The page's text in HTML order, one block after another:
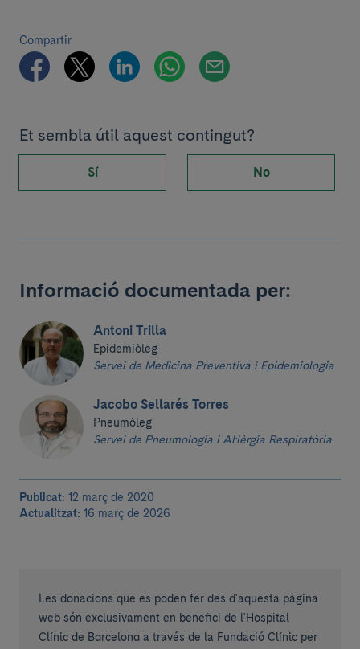
Compartir
Et sembla útil aquest contingut?
Sí No
Informació documentada per:
Antoni Trilla
Epidemiòleg
Servei de Medicina Preventiva i Epidemiologia
Jacobo Sellarés Torres
Pneumòleg
Servei de Pneumologia i Al·lèrgia Respiratòria
Publicat: 12 març de 2020
Actualitzat: 16 març de 2026
Les donacions que es poden fer des d'aquesta pàgina
web són exclusivament en benefici de l'Hospital
Clínic de Barcelona a través de la Fundació Clínic per